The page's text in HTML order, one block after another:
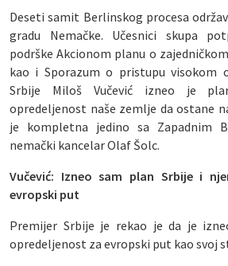
Deseti samit Berlinskog procesa
gradu Nemačke. Učesnici skupa
podrške Akcionom planu o
kao i Sporazum o pristupu visokom
Srbije Miloš Vučević izneo je
opredeljenost naše zemlje da ostane
je kompletna jedino sa Zapadnim
nemački kancelar Olaf Šolc.
Vučević: Izneo sam plan Srbije i
evropski put
Premijer Srbije je rekao je da je
opredeljenost za evropski put kao svoj